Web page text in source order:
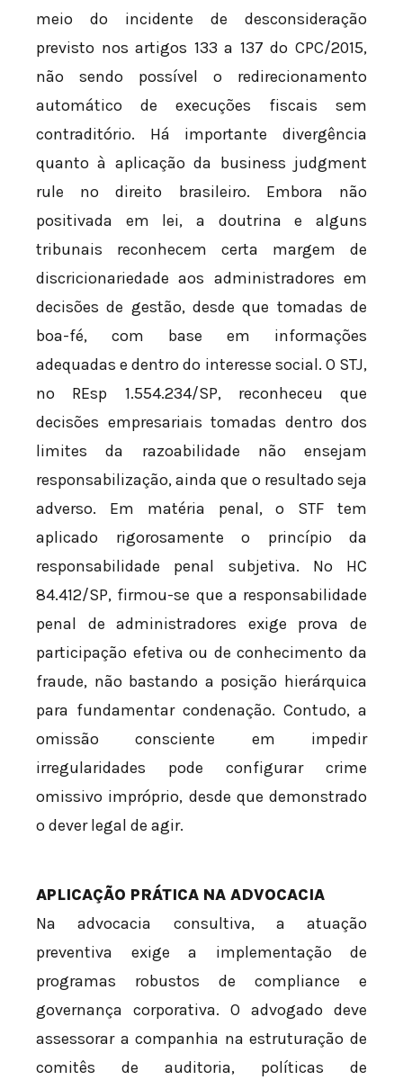
meio do incidente de desconsideração
previsto nos artigos 133 a 137 do CPC/2015,
não sendo possível o redirecionamento
automático de execuções fiscais sem
contraditório. Há importante divergência
quanto à aplicação da business judgment
rule no direito brasileiro. Embora não
positivada em lei, a doutrina e alguns
tribunais reconhecem certa margem de
discricionariedade aos administradores em
decisões de gestão, desde que tomadas de
boa-fé, com base em informações
adequadas e dentro do interesse social. O STJ,
no REsp 1.554.234/SP, reconheceu que
decisões empresariais tomadas dentro dos
limites da razoabilidade não ensejam
responsabilização, ainda que o resultado seja
adverso. Em matéria penal, o STF tem
aplicado rigorosamente o princípio da
responsabilidade penal subjetiva. No HC
84.412/SP, firmou-se que a responsabilidade
penal de administradores exige prova de
participação efetiva ou de conhecimento da
fraude, não bastando a posição hierárquica
para fundamentar condenação. Contudo, a
omissão consciente em impedir
irregularidades pode configurar crime
omissivo impróprio, desde que demonstrado
o dever legal de agir.
APLICAÇÃO PRÁTICA NA ADVOCACIA
Na advocacia consultiva, a atuação
preventiva exige a implementação de
programas robustos de compliance e
governança corporativa. O advogado deve
assessorar a companhia na estruturação de
comitês de auditoria, políticas de